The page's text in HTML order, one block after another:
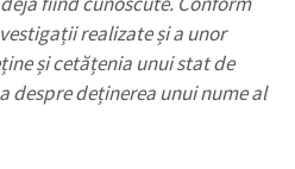
realizate și a unor
și cetățenia unui stat de
despre deținerea unui nume al